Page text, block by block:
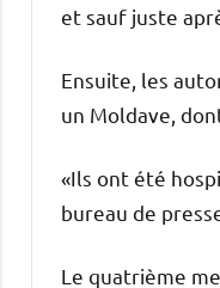
et sauf juste
Ensuite, les
un Moldave,
«Ils ont été
bureau de
Le quatrième